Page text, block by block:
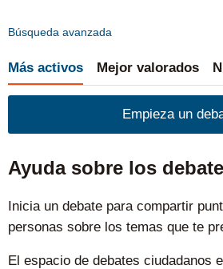
Búsqueda avanzada
Más activos Mejor valorados
Empieza un
Ayuda sobre los
Inicia un debate para compartir
personas sobre los temas que te
El espacio de debates ciudadanos